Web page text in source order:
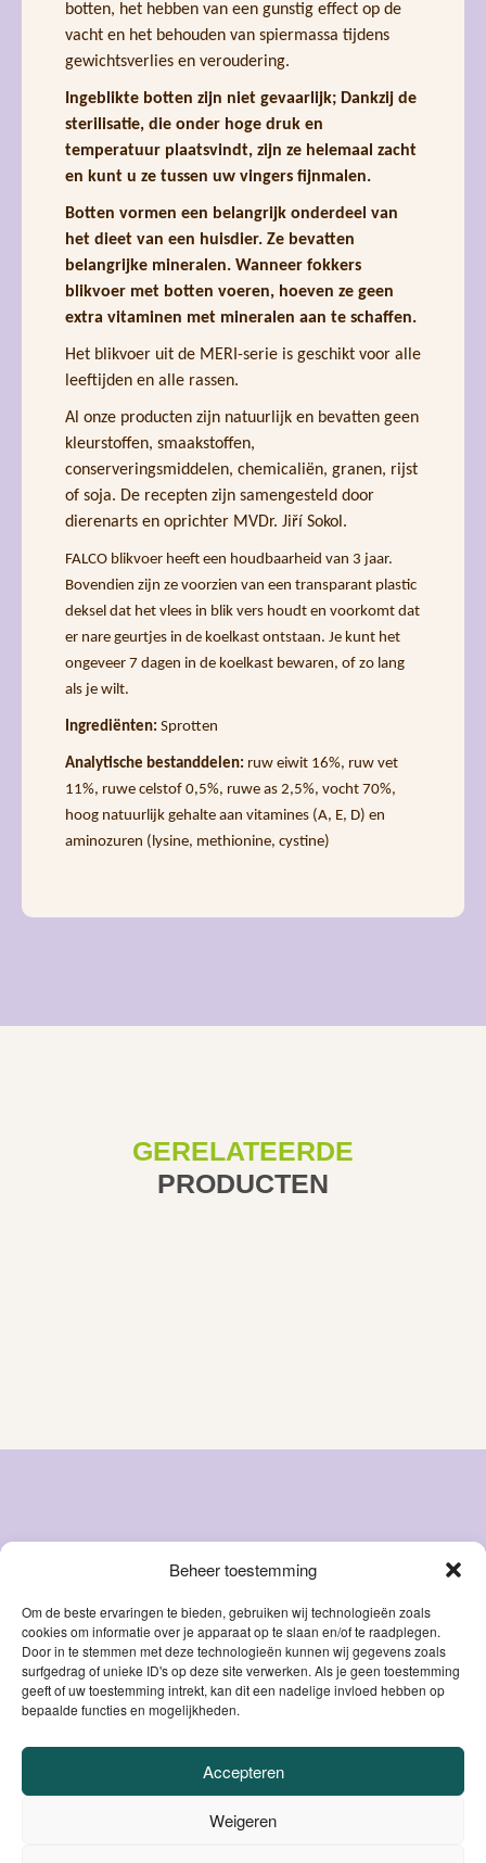
Beheer toestemming
Om de beste ervaringen te bieden, gebruiken wij technologieën zoals
cookies om informatie over je apparaat op te slaan en/of te raadplegen.
Door in te stemmen met deze technologieën kunnen wij gegevens zoals
surfgedrag of unieke ID's op deze site verwerken. Als je geen toestemming
geeft of uw toestemming intrekt, kan dit een nadelige invloed hebben op
bepaalde functies en mogelijkheden.
Accepteren
Weigeren
botten, het hebben van een gunstig effect op de
vacht en het behouden van spiermassa tijdens
gewichtsverlies en veroudering.
Ingeblikte botten zijn niet gevaarlijk; Dankzij de
sterilisatie, die onder hoge druk en
temperatuur plaatsvindt, zijn ze helemaal zacht
en kunt u ze tussen uw vingers fijnmalen.
Botten vormen een belangrijk onderdeel van
het dieet van een huisdier. Ze bevatten
belangrijke mineralen. Wanneer fokkers
blikvoer met botten voeren, hoeven ze geen
extra vitaminen met mineralen aan te schaffen.
Het blikvoer uit de MERI-serie is geschikt voor alle
leeftijden en alle rassen.
Al onze producten zijn natuurlijk en bevatten geen
kleurstoffen, smaakstoffen,
conserveringsmiddelen, chemicaliën, granen, rijst
of soja. De recepten zijn samengesteld door
dierenarts en oprichter MVDr. Jiří Sokol.
FALCO blikvoer heeft een houdbaarheid van 3 jaar.
Bovendien zijn ze voorzien van een transparant plastic
deksel dat het vlees in blik vers houdt en voorkomt dat
er nare geurtjes in de koelkast ontstaan. Je kunt het
ongeveer 7 dagen in de koelkast bewaren, of zo lang
als je wilt.
Ingrediënten: Sprotten
Analytische bestanddelen: ruw eiwit 16%, ruw vet
11%, ruwe celstof 0,5%, ruwe as 2,5%, vocht 70%,
hoog natuurlijk gehalte aan vitamines (A, E, D) en
aminozuren (lysine, methionine, cystine)
GERELATEERDE
PRODUCTEN
Snacks
Droog
voer
Accessoires
Over ons
Blog
Contact
Mijn account